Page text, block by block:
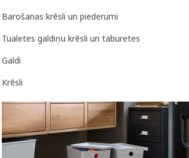
Barošanas krēsli un piederumi
Tualetes galdiņu krēsli un taburetes
Galdi
Krēsli